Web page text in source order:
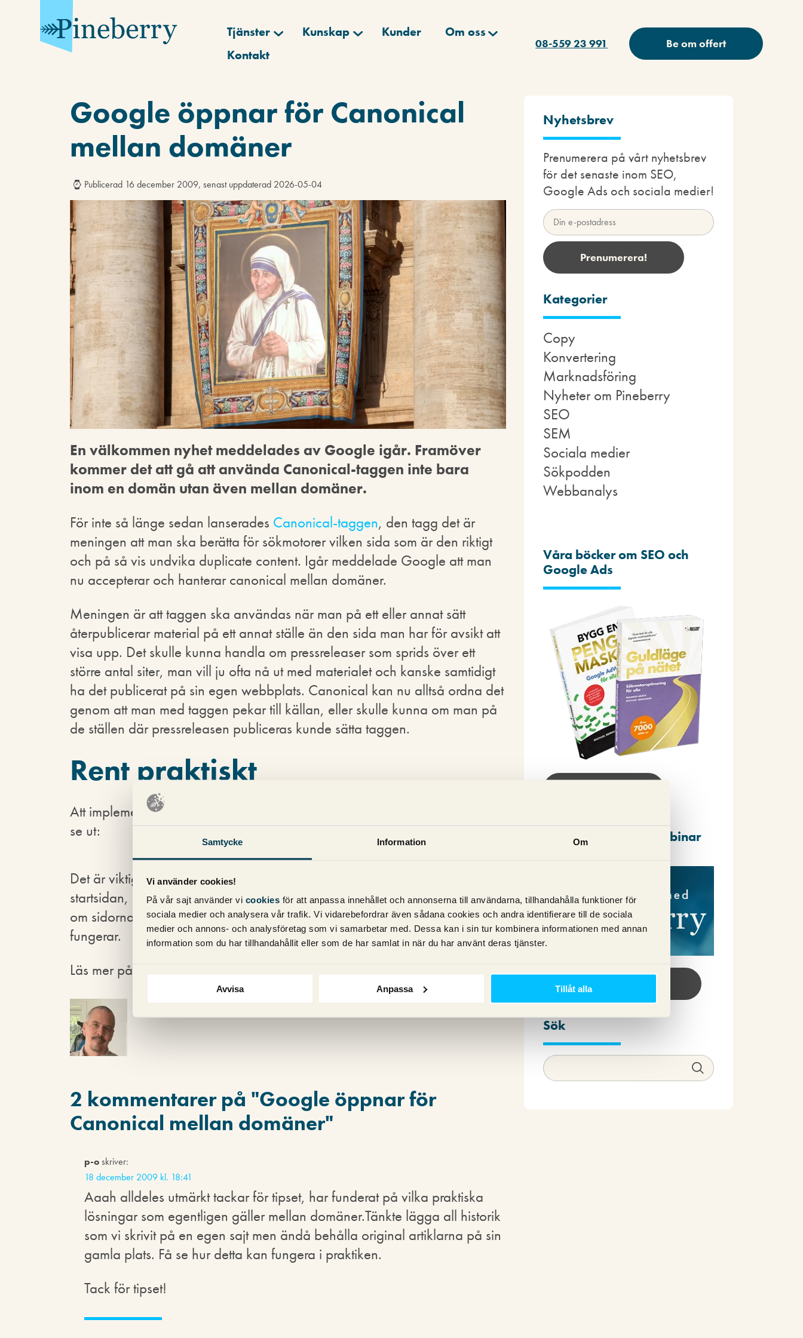
Samtycke Information Om
Vi använder cookies!
På vår sajt använder vi cookies för att anpassa innehållet och annonserna till användarna, tillhandahålla funktioner för
sociala medier och analysera vår trafik. Vi vidarebefordrar även sådana cookies och andra identifierare till de sociala
medier och annons- och analysföretag som vi samarbetar med. Dessa kan i sin tur kombinera informationen med annan
information som du har tillhandahållit eller som de har samlat in när du har använt deras tjänster.
Avvisa Anpassa Tillåt alla
Tjänster Kunskap Kunder
Om oss
Kontakt
08-559 23 991 Be om offert
Google öppnar för Canonical
mellan domäner
Publicerad 16 december 2009, senast uppdaterad 2026-05-04
En välkommen nyhet meddelades av Google igår. Framöver
kommer det att gå att använda Canonical-taggen inte bara
inom en domän utan även mellan domäner.
För inte så länge sedan lanserades Canonical-taggen, den tagg det är
meningen att man ska berätta för sökmotorer vilken sida som är den riktigt
och på så vis undvika duplicate content. Igår meddelade Google att man
nu accepterar och hanterar canonical mellan domäner.
Meningen är att taggen ska användas när man på ett eller annat sätt
återpublicerar material på ett annat ställe än den sida man har för avsikt att
visa upp. Det skulle kunna handla om pressreleaser som sprids över ett
större antal siter, man vill ju ofta nå ut med materialet och kanske samtidigt
ha det publicerat på sin egen webbplats. Canonical kan nu alltså ordna det
genom att man med taggen pekar till källan, eller skulle kunna om man på
de ställen där pressreleasen publiceras kunde sätta taggen.
Rent praktiskt
Att implementera taggen är inte svårt, den ska ligga i sidhuvudet (head) och
se ut:
Det är viktigt att den pekar till den sida som är kopierad och inte till
startsidan, det kan uppstå lite konstigheter om man gör så. Det är också ok
om sidorna inte är exakt likadana så till exempel olika sorteringar i en lista
fungerar.
Läs mer på Googles Officiella blogg.
Magnus Bråth
2 kommentarer på "Google öppnar för
Canonical mellan domäner"
p-oskriver:
18 december 2009 kl. 18:41
Aaah alldeles utmärkt tackar för tipset, har funderat på vilka praktiska
lösningar som egentligen gäller mellan domäner.Tänkte lägga all historik
som vi skrivit på en egen sajt men ändå behålla original artiklarna på sin
gamla plats. Få se hur detta kan fungera i praktiken.
Tack för tipset!
Nyhetsbrev
Prenumerera på vårt nyhetsbrev
för det senaste inom SEO,
Google Ads och sociala medier!
Kategorier
Copy
Konvertering
Marknadsföring
Nyheter om Pineberry
SEO
SEM
Sociala medier
Sökpodden
Webbanalys
Våra böcker om SEO och
Google Ads
Repriser av våra webbinar
Se webbinar här!
Sök